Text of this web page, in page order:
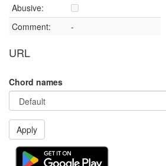
Abusive:
Comment:
-
URL
Chord names
Apply